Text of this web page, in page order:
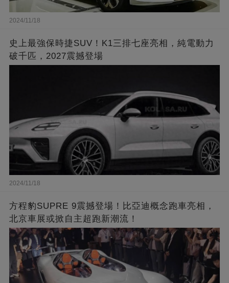
2024/11/18
史上最強保時捷SUV！K1三排七座亮相，純電動力
破千匹，2027震撼登場
2024/11/18
方程豹SUPRE 9震撼登場！比亞迪概念跑車亮相，
北京車展或掀自主超跑新潮流！